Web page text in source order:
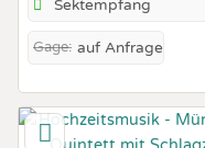
Sektempfang
Gage: auf Anfrage